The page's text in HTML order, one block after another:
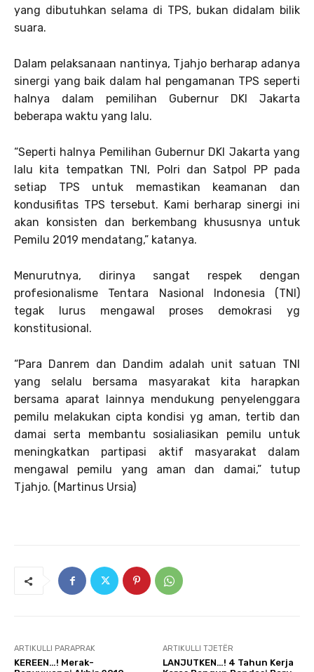
yang dibutuhkan selama di TPS, bukan didalam bilik
suara.
Dalam pelaksanaan nantinya, Tjahjo berharap adanya
sinergi yang baik dalam hal pengamanan TPS seperti
halnya dalam pemilihan Gubernur DKI Jakarta
beberapa waktu yang lalu.
“Seperti halnya Pemilihan Gubernur DKI Jakarta yang
lalu kita tempatkan TNI, Polri dan Satpol PP pada
setiap TPS untuk memastikan keamanan dan
kondusifitas TPS tersebut. Kami berharap sinergi ini
akan konsisten dan berkembang khususnya untuk
Pemilu 2019 mendatang,” katanya.
Menurutnya, dirinya sangat respek dengan
profesionalisme Tentara Nasional Indonesia (TNI)
tegak lurus mengawal proses demokrasi yg
konstitusional.
“Para Danrem dan Dandim adalah unit satuan TNI
yang selalu bersama masyarakat kita harapkan
bersama aparat lainnya mendukung penyelenggara
pemilu melakukan cipta kondisi yg aman, tertib dan
damai serta membantu sosialiasikan pemilu untuk
meningkatkan partipasi aktif masyarakat dalam
mengawal pemilu yang aman dan damai,” tutup
Tjahjo. (Martinus Ursia)
ARTIKULLI PARAPRAK
KEREEN…! Merak-
ARTIKULLI TJETËR
LANJUTKEN…! 4 Tahun Kerja